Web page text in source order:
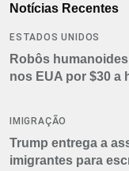
Notícias Recentes
ESTADOS UNIDOS
Robôs
nos EUA por $30 a
IMIGRAÇÃO
Trump entrega a
imigrantes para